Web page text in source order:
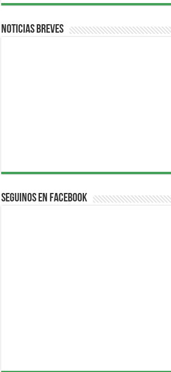
Noticias breves
Seguinos en Facebook